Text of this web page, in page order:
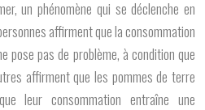
un phénomène qui se déclenche en
affirment que la consommation
pose pas de problème, à condition que
affirment que les pommes de terre
leur consommation entraîne une